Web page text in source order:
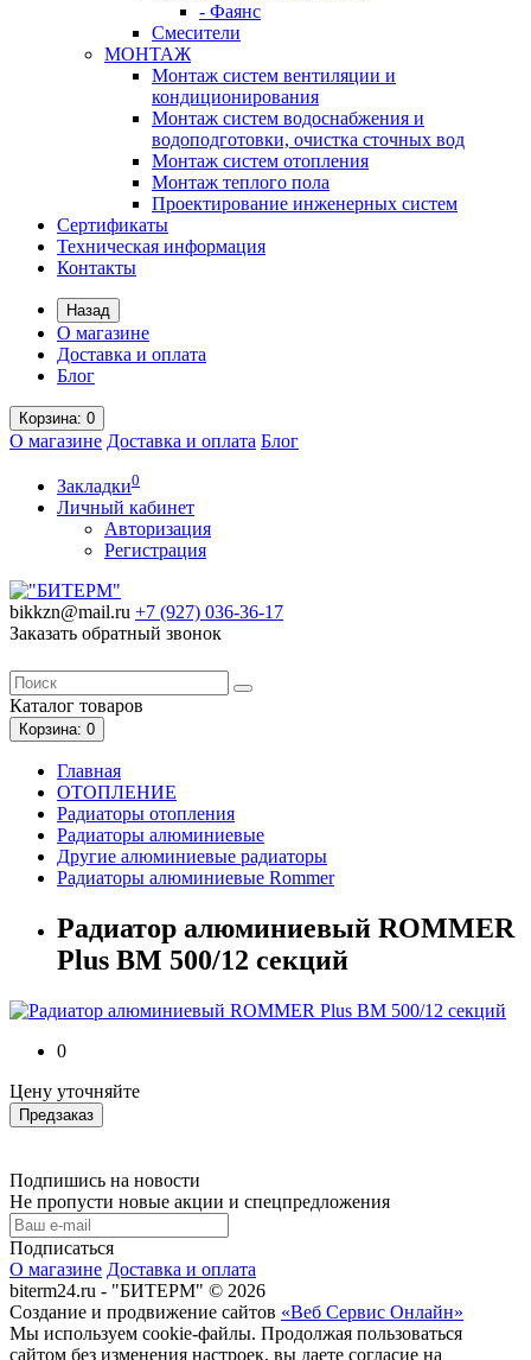
- Фаянс
Смесители
МОНТАЖ
Монтаж систем вентиляции и
кондиционирования
Монтаж систем водоснабжения и
водоподготовки, очистка сточных вод
Монтаж систем отопления
Монтаж теплого пола
Проектирование инженерных систем
Сертификаты
Техническая информация
Контакты
Назад
О магазине
Доставка и оплата
Блог
Корзина: 0
О магазине Доставка и оплата Блог
Закладки0
Личный кабинет
Авторизация
Регистрация
bikkzn@mail.ru +7 (927) 036-36-17
Заказать обратный звонок
Каталог товаров
Корзина: 0
Главная
ОТОПЛЕНИЕ
Радиаторы отопления
Радиаторы алюминиевые
Другие алюминиевые радиаторы
Радиаторы алюминиевые Rommer
Радиатор алюминиевый ROMMER
Plus BM 500/12 секций
0
Цену уточняйте
Предзаказ
Подпишись на новости
Не пропусти новые акции и спецпредложения
Подписаться
О магазине Доставка и оплата
biterm24.ru - "БИТЕРМ" © 2026
Создание и продвижение сайтов «Веб Сервис Онлайн»
Мы используем cookie-файлы. Продолжая пользоваться
сайтом без изменения настроек, вы даете согласие на